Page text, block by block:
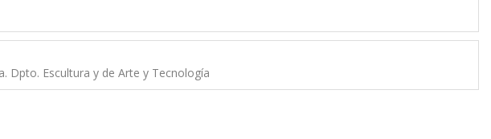
Dpto. Escultura y de Arte y Tecnología